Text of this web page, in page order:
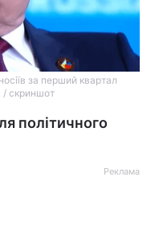
за перший квартал
/ скриншот
політичного
Реклама